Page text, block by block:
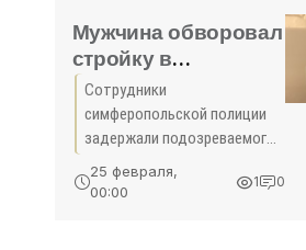
Мужчина обворовал
стройку в
Симферополе почти
на миллион рублей -
«Происшествия
Крыма»
Сотрудники
симферопольской полиции
задержали подозреваемого
строительного объекта. Об
25 февраля,
00:00
1 0